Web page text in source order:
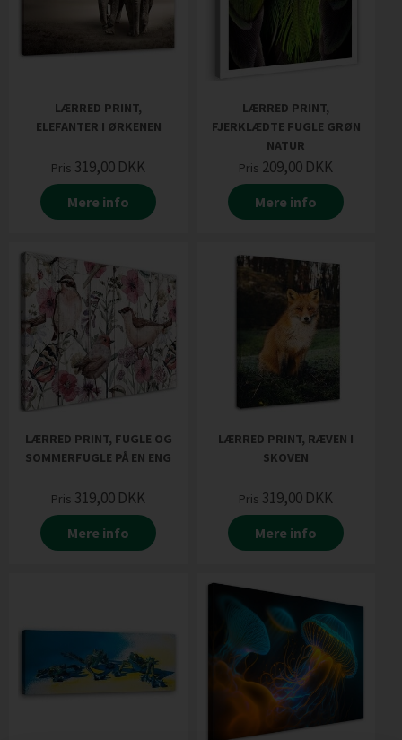
LÆRRED PRINT,
ELEFANTER I ØRKENEN
Pris 319,00 DKK
Mere info
LÆRRED PRINT,
FJERKLÆDTE FUGLE GRØN
NATUR
Pris 209,00 DKK
Mere info
LÆRRED PRINT, FUGLE OG
SOMMERFUGLE PÅ EN ENG
Pris 319,00 DKK
Mere info
LÆRRED PRINT, RÆVEN I
SKOVEN
Pris 319,00 DKK
Mere info